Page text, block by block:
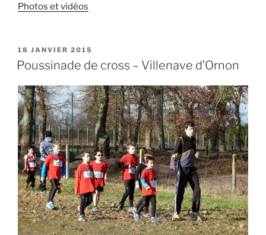
Photos et vidéos
PUBLIÉ
LE
18 JANVIER 2015
Poussinade de cross – Villenave d’Ornon